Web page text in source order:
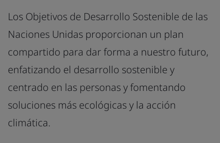
Los Objetivos de Desarrollo Sostenible de las
Naciones Unidas proporcionan un plan
compartido para dar forma a nuestro futuro,
enfatizando el desarrollo sostenible y
centrado en las personas y fomentando
soluciones más ecológicas y la acción
climática.